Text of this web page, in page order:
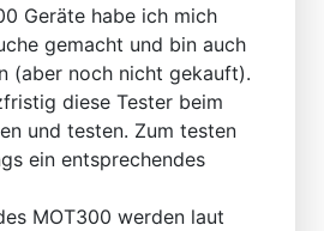
Geräte habe ich mich
gemacht und bin auch
(aber noch nicht gekauft).
diese Tester beim
und testen. Zum testen
ein entsprechendes
MOT300 werden laut